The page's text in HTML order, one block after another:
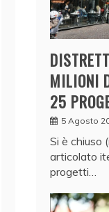
MILIONI
25
5 Agosto
Si è chiuso
articolato
progetti…